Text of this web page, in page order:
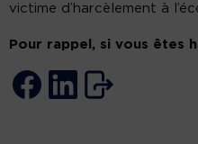
victime d’harcèlement à
Pour rappel, si vous êtes